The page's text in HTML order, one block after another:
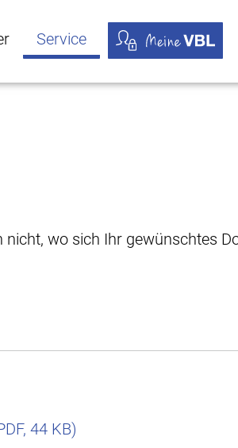
Service
wo sich Ihr gewünschtes
44 KB)